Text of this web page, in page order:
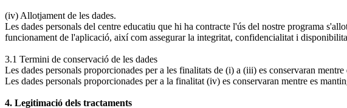
(iv) Allotjament de les dades.
Les dades personals del centre educatiu que hi ha contracte l'ús del nostre programa
funcionament de l'aplicació, així com assegurar la integritat, confidencialitat i
3.1 Termini de conservació de les dades
Les dades personals proporcionades per a les finalitats de (i) a (iii) es conservaran
Les dades personals proporcionades per a la finalitat (iv) es conservaran mentre es
4. Legitimació dels tractaments